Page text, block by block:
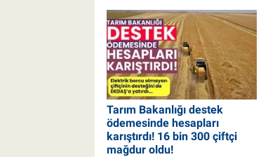
Tarım Bakanlığı destek
ödemesinde hesapları
karıştırdı! 16 bin 300 çiftçi
mağdur oldu!